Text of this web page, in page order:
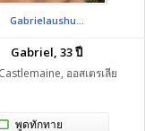
Gabrielaushu...
Gabriel, 33 ปี
ออสเตรเลีย
พูดทักทาย